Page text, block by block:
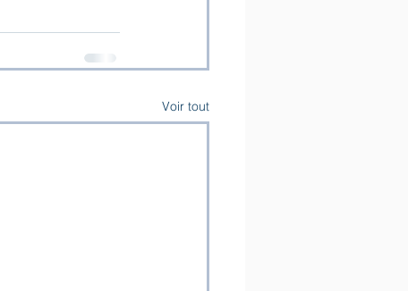
Voir tout